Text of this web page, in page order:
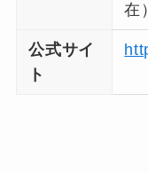
在）
公式サイ
ト